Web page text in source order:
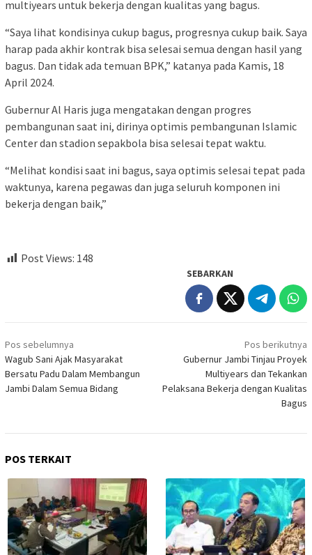
multiyears untuk bekerja dengan kualitas yang bagus.
“Saya lihat kondisinya cukup bagus, progresnya cukup baik. Saya
harap pada akhir kontrak bisa selesai semua dengan hasil yang
bagus. Dan tidak ada temuan BPK,” katanya pada Kamis, 18
April 2024.
Gubernur Al Haris juga mengatakan dengan progres
pembangunan saat ini, dirinya optimis pembangunan Islamic
Center dan stadion sepakbola bisa selesai tepat waktu.
“Melihat kondisi saat ini bagus, saya optimis selesai tepat pada
waktunya, karena pegawas dan juga seluruh komponen ini
bekerja dengan baik,”
Post Views: 148
SEBARKAN
Navigasi
pos
Pos sebelumnya
Wagub Sani Ajak Masyarakat
Bersatu Padu Dalam Membangun
Jambi Dalam Semua Bidang
Pos berikutnya
Gubernur Jambi Tinjau Proyek
Multiyears dan Tekankan
Pelaksana Bekerja dengan Kualitas
Bagus
POS TERKAIT